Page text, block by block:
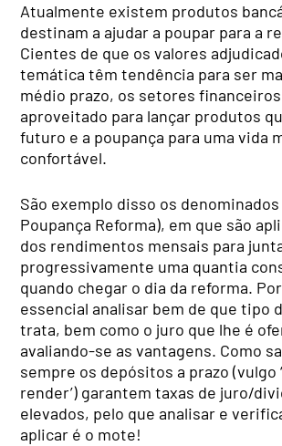
Atualmente existem produtos
destinam a ajudar a poupar para a
Cientes de que os valores
temática têm tendência para ser
médio prazo, os setores
aproveitado para lançar produtos
futuro e a poupança para uma vida
confortável.
São exemplo disso os denominados
Poupança Reforma), em que são
dos rendimentos mensais para
progressivamente uma quantia
quando chegar o dia da reforma.
essencial analisar bem de que tipo
trata, bem como o juro que lhe é
avaliando-se as vantagens. Como
sempre os depósitos a prazo (vulgo
render’) garantem taxas de juro/
elevados, pelo que analisar e
aplicar é o mote!